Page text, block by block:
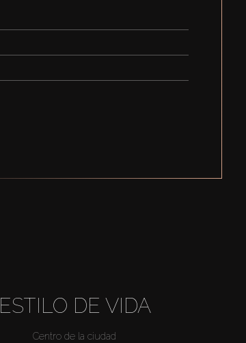
ESTILO DE VIDA
Centro de la ciudad